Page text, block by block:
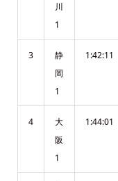
川
1
3
静
岡
1
1:42:11
4
大
阪
1
1:44:01